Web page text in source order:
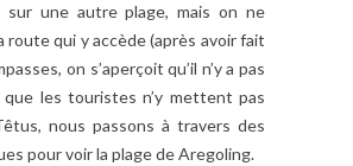
sur une autre plage, mais on ne
route qui y accède (après avoir fait
on s’aperçoit qu’il n’y a pas
les touristes n’y mettent pas
nous passons à travers des
pour voir la plage de Aregoling.